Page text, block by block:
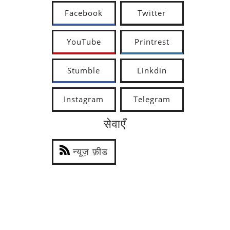
Facebook Twitter
YouTube Printrest
Stumble Linkdin
Instagram Telegram
सेवाएँ
न्यूज़ फ़ीड